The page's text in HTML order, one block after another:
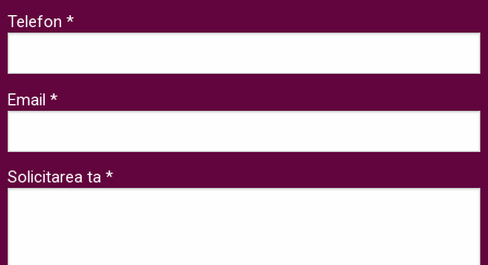
Telefon *
Email *
Solicitarea ta *